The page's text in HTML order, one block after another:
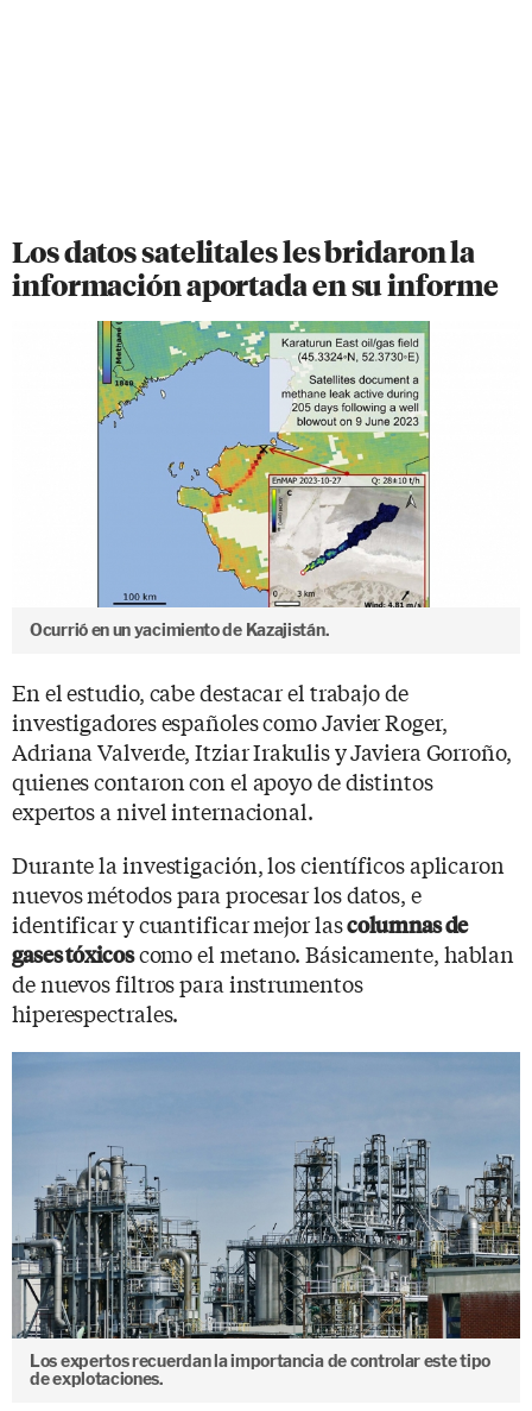
Los datos satelitales les bridaron la
información aportada en su informe
Ocurrió en un yacimiento de Kazajistán.
En el estudio, cabe destacar el trabajo de
investigadores españoles como Javier Roger,
Adriana Valverde, Itziar Irakulis y Javiera Gorroño,
quienes contaron con el apoyo de distintos
expertos a nivel internacional.
Durante la investigación, los científicos aplicaron
nuevos métodos para procesar los datos, e
identificar y cuantificar mejor lascolumnas de
gases tóxicoscomo el metano. Básicamente, hablan
de nuevos filtros para instrumentos
hiperespectrales.
Los expertos recuerdan la importancia de controlar este tipo
de explotaciones.